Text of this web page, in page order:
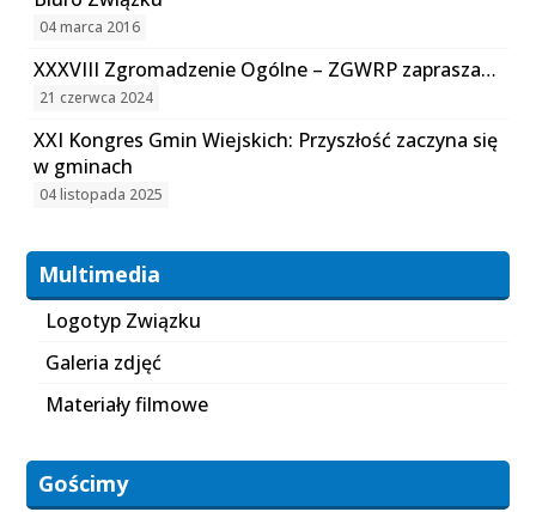
04 marca 2016
XXXVIII Zgromadzenie Ogólne – ZGWRP zaprasza…
21 czerwca 2024
XXI Kongres Gmin Wiejskich: Przyszłość zaczyna się
w gminach
04 listopada 2025
Multimedia
Logotyp Związku
Galeria zdjęć
Materiały filmowe
Gościmy